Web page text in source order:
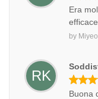
Era
by
RK
Buona